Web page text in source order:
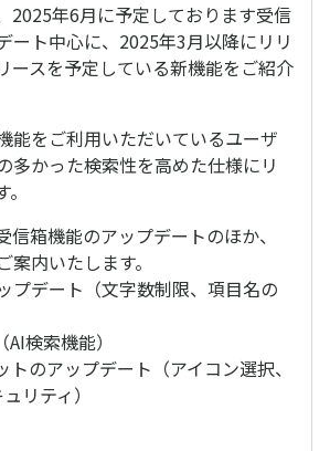
2025年6月に予定しております受信
ート中心に、2025年3月以降にリリ
ースを予定している新機能をご紹介
能をご利用いただいているユーザ
多かった検索性を高めた仕様にリ
信箱機能のアップデートのほか、
内いたします。
プデート（文字数制限、項目名の
AI検索機能）
トのアップデート（アイコン選択、
リティ）